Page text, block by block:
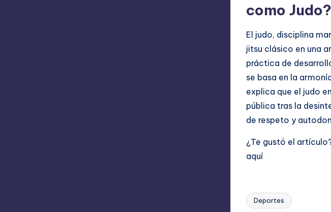
como Judo?
El judo, disciplina
jitsu clásico en una
práctica de
se basa en la
explica que el judo
pública tras la
de respeto y
¿Te gustó el
aquí
Etiquetas:
Deportes